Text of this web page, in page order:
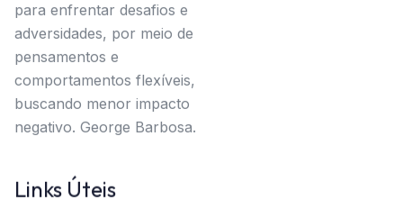
para enfrentar desafios e
adversidades, por meio de
pensamentos e
comportamentos flexíveis,
buscando menor impacto
negativo. George Barbosa.
Links Úteis